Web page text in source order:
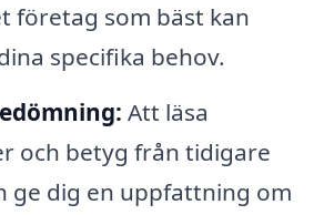
företag som bäst kan
specifika behov.
Att läsa
och betyg från tidigare
ge dig en uppfattning om